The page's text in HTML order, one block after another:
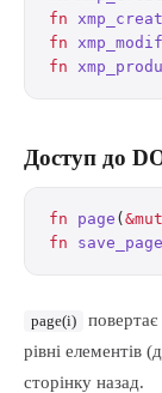
fn
fn
fn
Доступ до
fn page ( &mut
fn save_page
page(i)
рівні елементів
сторінку назад.